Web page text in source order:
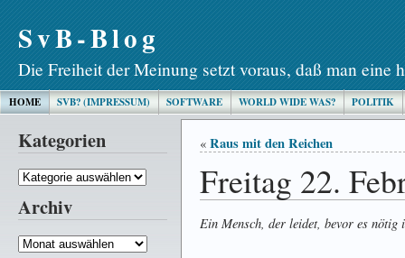
SvB-Blog
Die Freiheit der Meinung setzt voraus, daß man eine
HOME SVB? (IMPRESSUM) SOFTWARE WORLD WIDE WAS? POLITIK
Kategorien
Kategorien
Archiv
Archiv
« Raus mit den Reichen
Freitag 22.
Ein Mensch, der leidet, bevor es